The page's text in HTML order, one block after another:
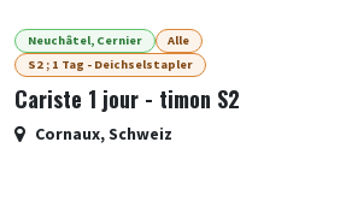
Neuchâtel, Cernier
Alle
S2 ; 1 Tag - Deichselstapler
Cariste 1 jour - timon S2
Cornaux,Schweiz